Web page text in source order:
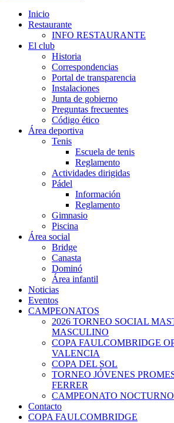
Inicio
Restaurante
INFO RESTAURANTE
El club
Historia
Correspondencias
Portal de transparencia
Instalaciones
Junta de gobierno
Preguntas frecuentes
Código ético
Área deportiva
Tenis
Escuela de tenis
Reglamento
Actividades dirigidas
Pádel
Información
Reglamento
Gimnasio
Piscina
Área social
Bridge
Canasta
Dominó
Área infantil
Noticias
Eventos
CAMPEONATOS
2026 TORNEO SOCIAL
MASCULINO
COPA FAULCOMBRIDGE
VALENCIA
COPA DEL SOL
TORNEO JÓVENES
FERRER
CAMPEONATO NOCTURNO
Contacto
COPA FAULCOMBRIDGE